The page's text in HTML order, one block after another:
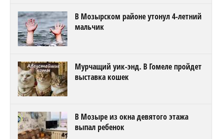
В Мозырском районе утонул 4-летний
мальчик
Мурчащий уик-энд. В Гомеле пройдет
выставка кошек
В Мозыре из окна девятого этажа
выпал ребенок